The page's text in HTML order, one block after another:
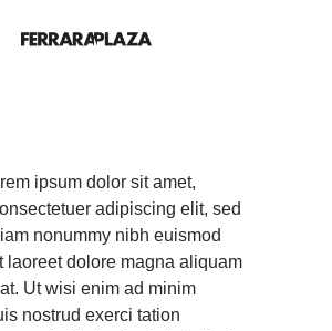
ipsum dolor sit amet,
adipiscing elit, sed
nonummy nibh euismod
laoreet dolore magna aliquam
Ut wisi enim ad minim
nostrud exerci tation